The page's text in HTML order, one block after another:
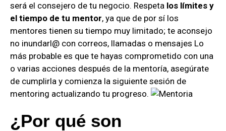
será el consejero de tu negocio. Respeta los límites y
el tiempo de tu mentor, ya que de por sí los
mentores tienen su tiempo muy limitado; te aconsejo
no inundarl@ con correos, llamadas o mensajes Lo
más probable es que te hayas comprometido con una
o varias acciones después de la mentoría, asegúrate
de cumplirla y comienza la siguiente sesión de
mentoring actualizando tu progreso.
¿Por qué son